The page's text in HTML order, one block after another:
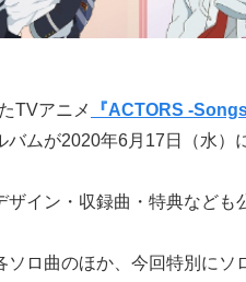
TVアニメ 『ACTORS -
ムが2020年6月17日（水）
イン・収録曲・特典なども
ソロ曲のほか、今回特別にソ